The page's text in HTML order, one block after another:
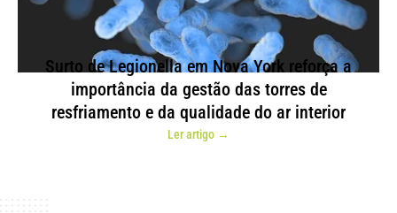
Surto de Legionella em Nova York reforça a
importância da gestão das torres de
resfriamento e da qualidade do ar interior
Ler artigo →